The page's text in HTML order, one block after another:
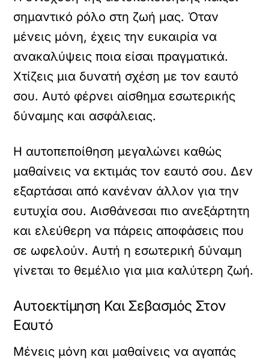
σημαντικό ρόλο στη ζωή μας. Όταν
μένεις μόνη, έχεις την ευκαιρία να
ανακαλύψεις ποια είσαι πραγματικά.
Χτίζεις μια δυνατή σχέση με τον εαυτό
σου. Αυτό φέρνει αίσθημα εσωτερικής
δύναμης και ασφάλειας.
Η αυτοπεποίθηση μεγαλώνει καθώς
μαθαίνεις να εκτιμάς τον εαυτό σου. Δεν
εξαρτάσαι από κανέναν άλλον για την
ευτυχία σου. Αισθάνεσαι πιο ανεξάρτητη
και ελεύθερη να πάρεις αποφάσεις που
σε ωφελούν. Αυτή η εσωτερική δύναμη
γίνεται το θεμέλιο για μια καλύτερη ζωή.
Αυτοεκτίμηση Και Σεβασμός Στον
Εαυτό
Μένεις μόνη και μαθαίνεις να αγαπάς